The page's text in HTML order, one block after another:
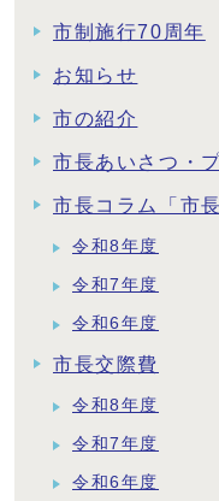
市制施行70周年
お知らせ
市の紹介
市長あいさつ・
市長コラム「市
令和8年度
令和7年度
令和6年度
市長交際費
令和8年度
令和7年度
令和6年度